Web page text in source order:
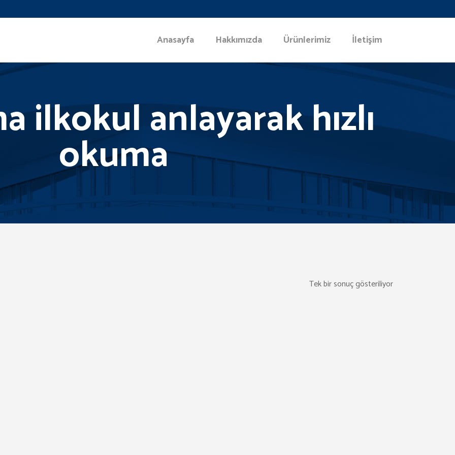
Anasayfa Hakkımızda Ürünlerimiz İletişim
ilkokul anlayarak hızlı
okuma
Tek bir sonuç gösteriliyor